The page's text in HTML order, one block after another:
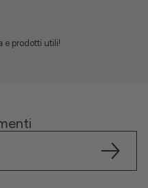
e prodotti utili!